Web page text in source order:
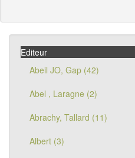
Editeur
Abeil JO, Gap (42)
Abel , Laragne (2)
Abrachy, Tallard (11)
Albert (3)